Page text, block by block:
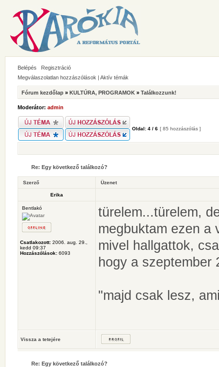
Belépés
Regisztráció
Megválaszolatlan hozzászólások | Aktív témák
Fórum kezdőlap » KULTÚRA, PROGRAMOK » Találkozzunk!
Moderátor: admin
Oldal: 4 / 6 [ 85 hozzászólás ]
Re: Egy következő találkozó?
Szerző Üzenet
Erika
Bentlakó
Csatlakozott: 2006. aug. 29.,
kedd 09:37
Hozzászólások: 6093
türelem...türelem,
megbuktam ezen a
mivel hallgattok,
hogy a szeptember
"majd csak lesz,
Vissza a tetejére
Re: Egy következő találkozó?